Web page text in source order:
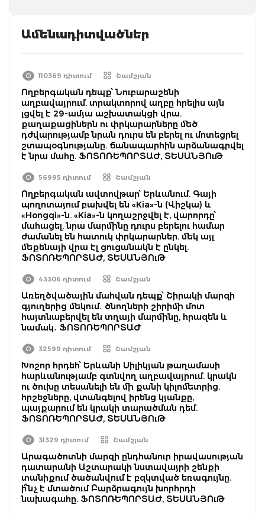
Ամենադիտվածներ
110369 դիտում Շամշյան
Ողբերգական դեպք՝ Նուբարաշենի
աղբավայրում. տրակտորով աղբը հրելիս այն
լցվել է 29-ամյա աշխատակցի վրա.
քաղաքացիներն ու փրկարարները մեծ
դժվարությամբ նրան դուրս են բերել ու մոտեցրել
շտապօգնությանը. ճանապարհին արձանագրվել
է նրա մահը. ՖՈՏՈՌԵՊՈՐՏԱԺ, ՏԵՍԱՆՅՈւԹ
56995 դիտում Շամշյան
Ողբերգական ավտովթար՝ Երևանում. Գայի
պողոտայում բախվել են «Kia»-ն (Վիշկա) և
«Hongqi»-ն. «Kia»-ն կողաշրջվել է, վարորդը՝
մահացել. նրա մարմինը դուրս բերելու համար
ժամանել են հատուկ փրկարարներ. մեկ այլ
մեքենայի վրա էլ ցուցանակն է ընկել.
ՖՈՏՈՌԵՊՈՐՏԱԺ, ՏԵՍԱՆՅՈւԹ
43306 դիտում Շամշյան
Առեղծվածային մահվան դեպք՝ Շիրակի մարզի
գյուղերից մեկում․ ծնողների շիրիմի մոտ
հայտնաբերվել են տղայի մարմինը, հրազեն և
նամակ․ ՖՈՏՈՌԵՊՈՐՏԱԺ
32599 դիտում Շամշյան
Խոշոր հրդեհ՝ Երևանի Սիլիկյան թաղամասի
հարևանությամբ գտնվող աղբավայրում. կրակն
ու ծուխը տեսանելի են մի քանի կիլոմետրից.
հրշեջները, վտանգելով իրենց կյանքը,
պայքարում են կրակի տարածման դեմ.
ՖՈՏՈՌԵՊՈՐՏԱԺ, ՏԵՍԱՆՅՈւԹ
31329 դիտում Շամշյան
Արագածոտնի մարզի ընդհանուր իրավասության
դատարանի Աշտարակի նստավայրի շենքի
տանիքում ծածանվում է բզկտված եռագույնը․
ի՞նչ է մտածում Բարձրագույն խորհրդի
նախագահը. ՖՈՏՈՌԵՊՈՐՏԱԺ, ՏԵՍԱՆՅՈւԹ